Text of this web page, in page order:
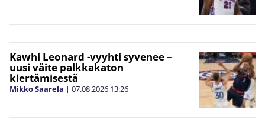
Kawhi Leonard -vyyhti syvenee –
uusi väite palkkakaton
kiertämisestä
Mikko Saarela | 07.08.2026 13:26